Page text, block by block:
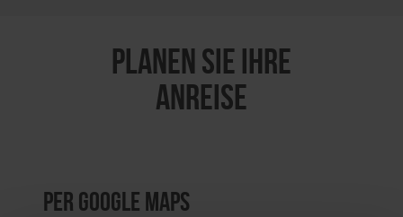
PLANEN SIE IHRE
ANREISE
per Google Maps